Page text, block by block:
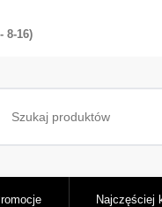
8-16)
Najczęściej